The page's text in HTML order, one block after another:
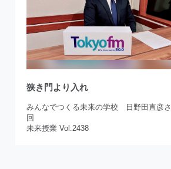
狭き門より入れ
みんなでつくる未来の学校 日野田直彦
回
未来授業 Vol.2438